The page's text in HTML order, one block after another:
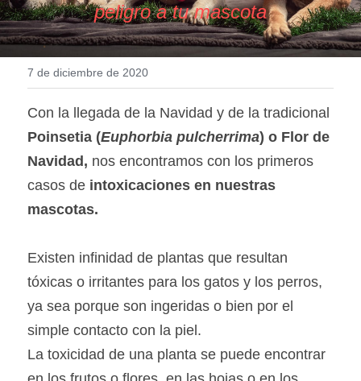
peligro a tu mascota
7 de diciembre de 2020
Poinsetia (Euphorbia pulcherrima) o Flor de
Navidad, nos encontramos con los primeros
casos de intoxicaciones en nuestras
mascotas.
Existen infinidad de plantas que resultan
tóxicas o irritantes para los gatos y los perros,
ya sea porque son ingeridas o bien por el
simple contacto con la piel.
La toxicidad de una planta se puede encontrar